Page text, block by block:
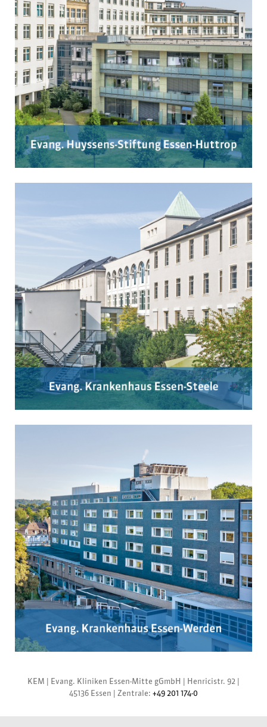
KEM | Evang. Kliniken Essen-Mitte gGmbH | Henricistr. 92 |
45136 Essen | Zentrale: +49 201 174-0